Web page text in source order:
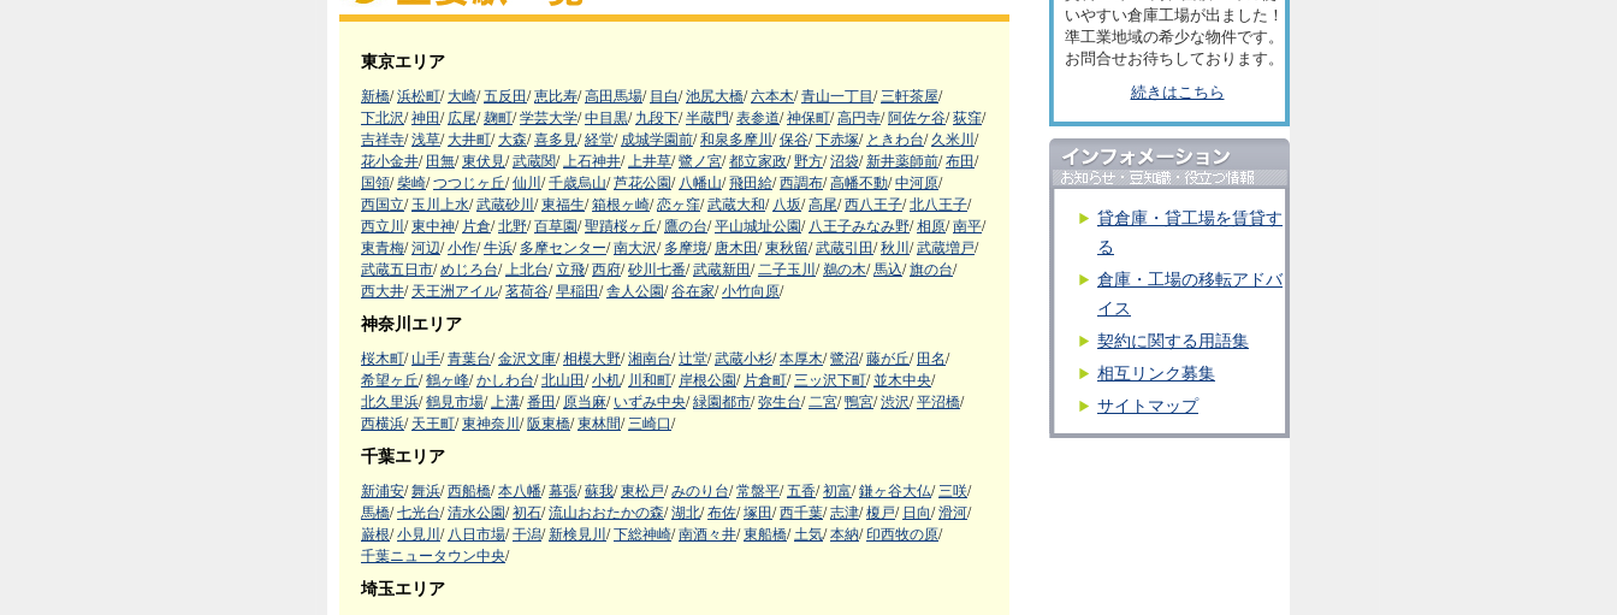
東京エリア
新橋/ 浜松町/ 大崎/ 五反田/ 恵比寿/ 高田馬場/ 目白/ 池尻大橋/ 六本木/ 青山一丁目 / 三軒茶屋/
下北沢/ 神田/ 広尾/ 麹町/ 学芸大学/ 中目黒/ 九段下/ 半蔵門/ 表参道/ 神保町/ 高円寺/ 阿佐ケ谷/ 荻窪/
吉祥寺/ 浅草/ 大井町/ 大森/ 喜多見/ 経堂/ 成城学園前/ 和泉多摩川 / 保谷/ 下赤塚/ ときわ台/ 久米川 /
花小金井/ 田無/ 東伏見/ 武蔵関/ 上石神井/ 上井草/ 鷺ノ宮/ 都立家政/ 野方/ 沼袋/ 新井薬師前/ 布田/
国領/ 柴崎/ つつじヶ丘/ 仙川 / 千歳烏山/ 芦花公園/ 八幡山/ 飛田給/ 西調布/ 高幡不動/ 中河原/
西国立/ 玉川上水/ 武蔵砂川 / 東福生/ 箱根ヶ崎/ 恋ヶ窪/ 武蔵大和/ 八坂/ 高尾/ 西八王子/ 北八王子/
西立川 / 東中神/ 片倉/ 北野/ 百草園/ 聖蹟桜ヶ丘/ 鷹の台/ 平山城址公園/ 八王子みなみ野/ 相原/ 南平/
東青梅/ 河辺/ 小作/ 牛浜/ 多摩センター/ 南大沢/ 多摩境/ 唐木田/ 東秋留/ 武蔵引田/ 秋川 / 武蔵増戸/
武蔵五日市/ めじろ台/ 上北台/ 立飛/ 西府/ 砂川七番/ 武蔵新田/ 二子玉川 / 鵜の木/ 馬込/ 旗の台/
西大井/ 天王洲アイル/ 茗荷谷/ 早稲田/ 舎人公園/ 谷在家/ 小竹向原/
神奈川エリア
桜木町/ 山手/ 青葉台/ 金沢文庫/ 相模大野/ 湘南台/ 辻堂/ 武蔵小杉/ 本厚木/ 鷺沼/ 藤が丘/ 田名/
希望ヶ丘/ 鶴ヶ峰/ かしわ台/ 北山田/ 小机/ 川和町/ 岸根公園/ 片倉町/ 三ッ沢下町/ 並木中央/
北久里浜/ 鶴見市場/ 上溝/ 番田/ 原当麻/ いずみ中央/ 緑園都市/ 弥生台/ 二宮/ 鴨宮/ 渋沢/ 平沼橋/
西横浜/ 天王町/ 東神奈川 / 阪東橋/ 東林間/ 三崎口/
千葉エリア
新浦安/ 舞浜/ 西船橋/ 本八幡/ 幕張/ 蘇我/ 東松戸/ みのり台/ 常盤平/ 五香/ 初富/ 鎌ヶ谷大仏/ 三咲/
馬橋/ 七光台/ 清水公園/ 初石/ 流山おおたかの森/ 湖北/ 布佐/ 塚田/ 西千葉/ 志津/ 榎戸/ 日向/ 滑河/
巌根/ 小見川 / 八日市場/ 干潟/ 新検見川 / 下総神崎/ 南酒々井/ 東船橋/ 土気/ 本納/ 印西牧の原/
千葉ニュータウン中央/
埼玉エリア
いやすい倉庫工場が出ました！
準工業地域の希少な物件です。
お問合せお待ちしております。
続きはこちら
貸倉庫・貸工場を賃貸す
る
倉庫・工場の移転アドバ
イス
契約に関する用語集
相互リンク募集
サイトマップ